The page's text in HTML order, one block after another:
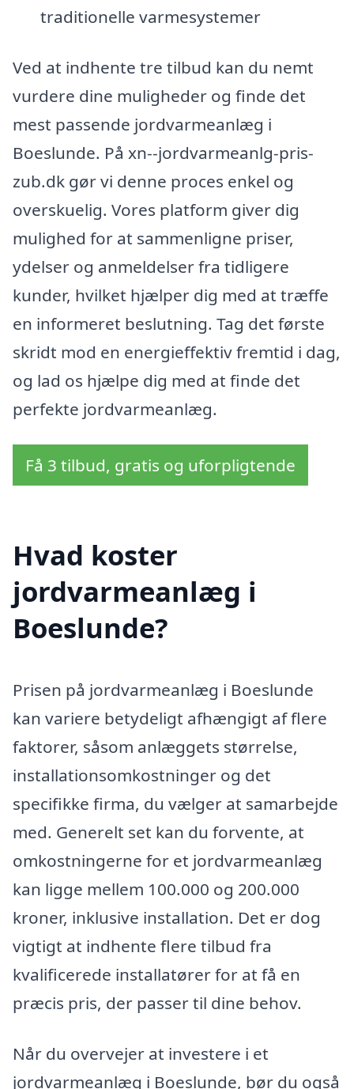
traditionelle varmesystemer
Ved at indhente tre tilbud kan du nemt
vurdere dine muligheder og finde det
mest passende jordvarmeanlæg i
Boeslunde. På xn--jordvarmeanlg-pris-
zub.dk gør vi denne proces enkel og
overskuelig. Vores platform giver dig
mulighed for at sammenligne priser,
ydelser og anmeldelser fra tidligere
kunder, hvilket hjælper dig med at træffe
en informeret beslutning. Tag det første
skridt mod en energieffektiv fremtid i dag,
og lad os hjælpe dig med at finde det
perfekte jordvarmeanlæg.
Få 3 tilbud, gratis og uforpligtende
Hvad koster
jordvarmeanlæg i
Boeslunde?
Prisen på jordvarmeanlæg i Boeslunde
kan variere betydeligt afhængigt af flere
faktorer, såsom anlæggets størrelse,
installationsomkostninger og det
specifikke firma, du vælger at samarbejde
med. Generelt set kan du forvente, at
omkostningerne for et jordvarmeanlæg
kan ligge mellem 100.000 og 200.000
kroner, inklusive installation. Det er dog
vigtigt at indhente flere tilbud fra
kvalificerede installatører for at få en
præcis pris, der passer til dine behov.
Når du overvejer at investere i et
jordvarmeanlæg i Boeslunde, bør du også